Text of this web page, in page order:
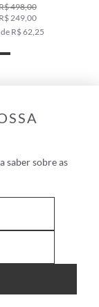
498,00
R$ 249,00
R$ 62,25
saber sobre as